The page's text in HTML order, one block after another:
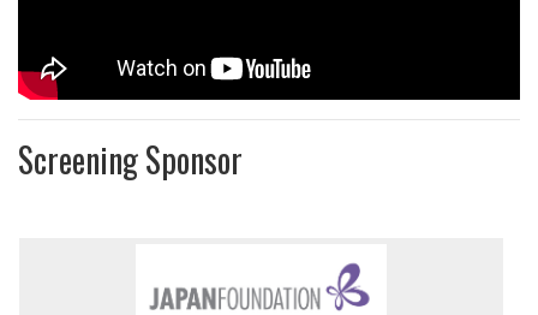
Screening Sponsor